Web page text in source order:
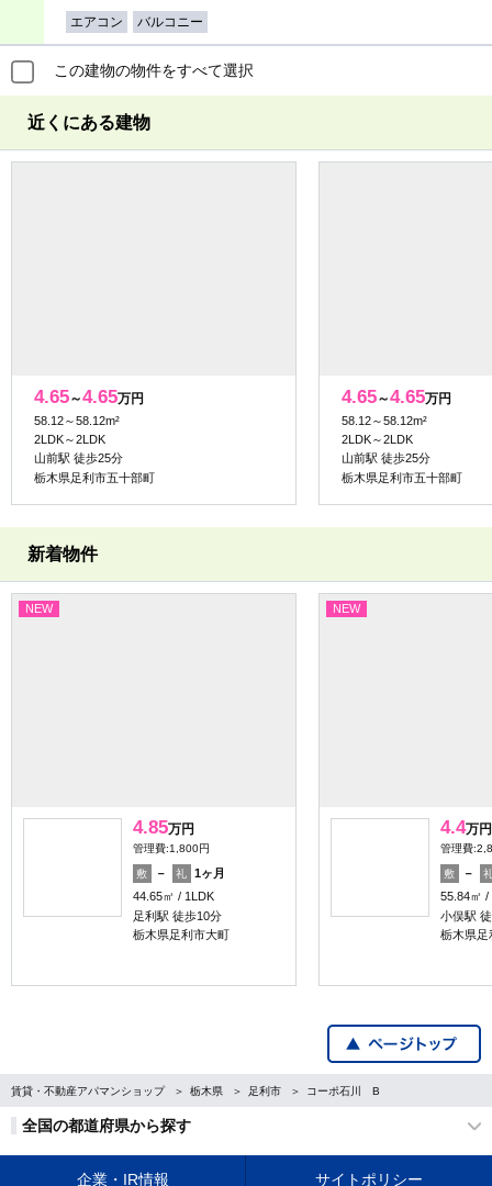
エアコン バルコニー
この建物の物件をすべて選択
近くにある建物
4.65～4.65万円
58.12～58.12m²
2LDK～2LDK
山前駅 徒歩25分
栃木県足利市五十部町
4.65～4.65万円
58.12～58.12m²
2LDK～2LDK
山前駅 徒歩25分
栃木県足利市五十部町
新着物件
NEW
4.85万円
管理費:1,800円
敷 － 礼
1ヶ月
44.65㎡
1LDK
足利駅 徒歩10分
栃木県足利市大町
NEW
4.4万円
管理費
敷 －
55.84㎡
小俣駅
栃木県足
賃貸・不動産アパマンショップ 栃木県 足利市 コーポ石川 Β
全国の都道府県から探す
企業・IR情報 サイトポリシー